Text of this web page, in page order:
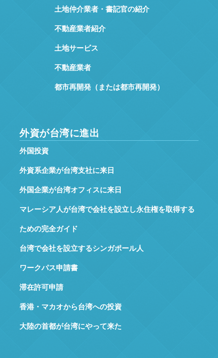
土地仲介業者・書記官の紹介
不動産業者紹介
土地サービス
不動産業者
都市再開発（または都市再開発）
外資が台湾に進出
外国投資
外資系企業が台湾支社に来日
外国企業が台湾オフィスに来日
マレーシア人が台湾で会社を設立し永住権を取得する
ための完全ガイド
台湾で会社を設立するシンガポール人
ワークパス申請書
滞在許可申請
香港・マカオから台湾への投資
大陸の首都が台湾にやって来た